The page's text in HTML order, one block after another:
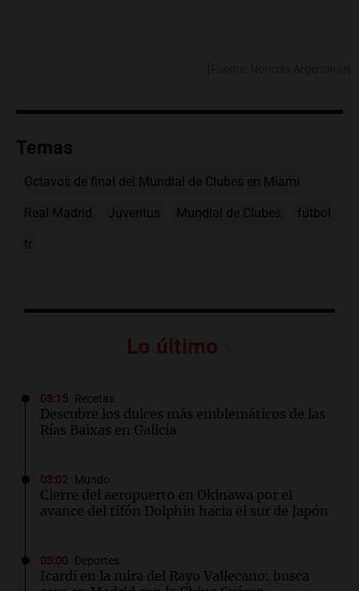
Temas
Octavos de final del Mundial de Clubes en Miami
Real Madrid Juventus Mundial de Clubes fútbol
tr
Lo último
03:15 Recetas
Descubre los dulces más emblemáticos de las
Rías Baixas en Galicia
03:02 Mundo
Cierre del aeropuerto en Okinawa por el
avance del tifón Dolphin hacia el sur de Japón
03:00 Deportes
Icardi en la mira del Rayo Vallecano: busca